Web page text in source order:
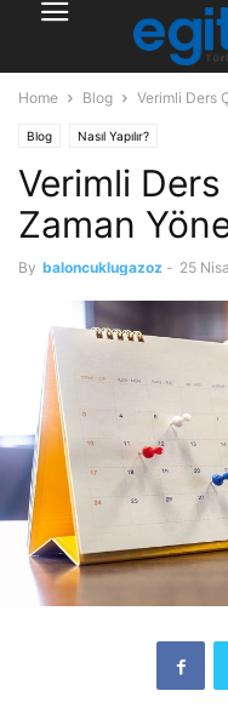
Home Blog Verimli Ders
Blog Nasıl Yapılır?
Verimli
Zaman
By baloncuklugazoz - 25